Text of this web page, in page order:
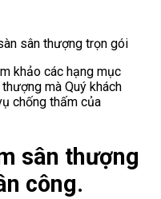
sân thượng trọn gói
khảo các hạng mục
mà Quý khách
chống thấm của
sân thượng
công.